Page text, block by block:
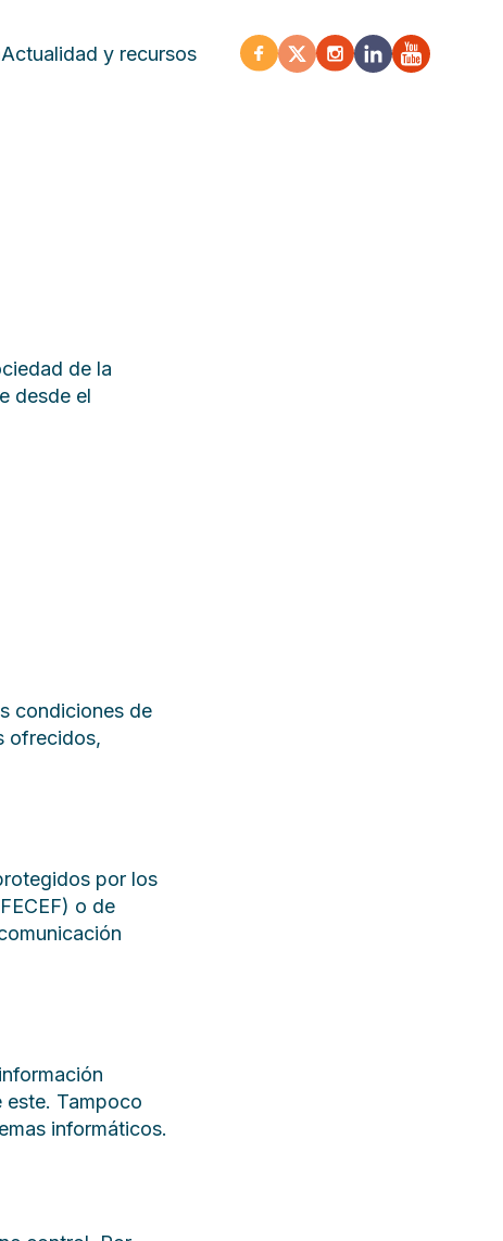
Actualidad y recursos
de la
desde el
condiciones de
ofrecidos,
por los
o de
este. Tampoco
informáticos.